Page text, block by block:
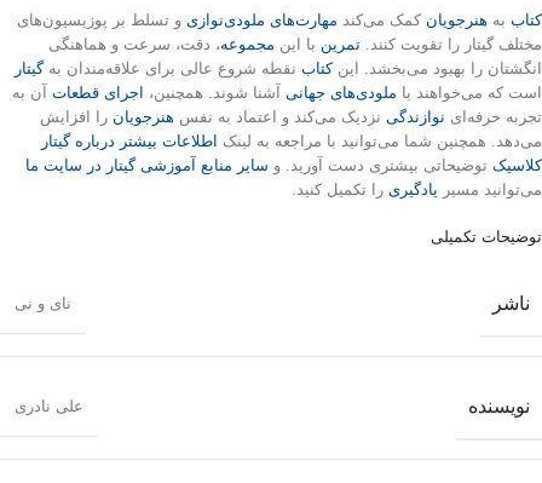
کتاب به هنرجویان کمک می‌کند مهارت‌های ملودی‌نوازی و تسلط بر پوزیسیون‌های
مختلف گیتار را تقویت کنند. تمرین با این مجموعه، دقت، سرعت و هماهنگی
انگشتان را بهبود می‌بخشد. اینکتاب نقطه شروع عالی برای علاقه‌مندان بهگیتار
است که می‌خواهند با ملودی‌های جهانی آشنا شوند. همچنین، اجرای قطعات آن به
تجربه حرفه‌ای نوازندگی نزدیک می‌کند و اعتماد به نفس هنرجویان را افزایش
می‌دهد. همچنین شما می‌توانید با مراجعه به لینک اطلاعات بیشتر درباره گیتار
کلاسیک توضیحاتی بیشتری دست آورید. و سایر منابع آموزشی گیتار در سایت ما
می‌توانید مسیر یادگیری را تکمیل کنید.
توضیحات تکمیلی
ناشر نای و نی
نویسنده علی نادری